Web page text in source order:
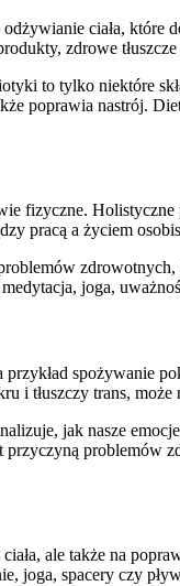
ciała,
zdrowe
to tylko niektóre
poprawia nastrój.
fizyczne.
pracą a życiem
joga,
przykład
i tłuszczy trans,
jak nasze
przyczyną
ale także na
joga, spacery czy